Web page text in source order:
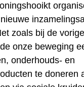
zoals bij de
onze beweging
onderhouds- en
te doneren